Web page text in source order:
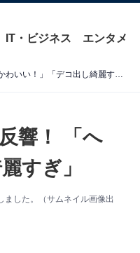
IT・ビジネス エンタメ
大原優乃、おなかチラ見えな“私服コーデ”に反響！ 「へそだしスタイルもかわいい！」「デコ出し綺麗すぎ」
響！ 「へ
すぎ」
した。（サムネイル画像出